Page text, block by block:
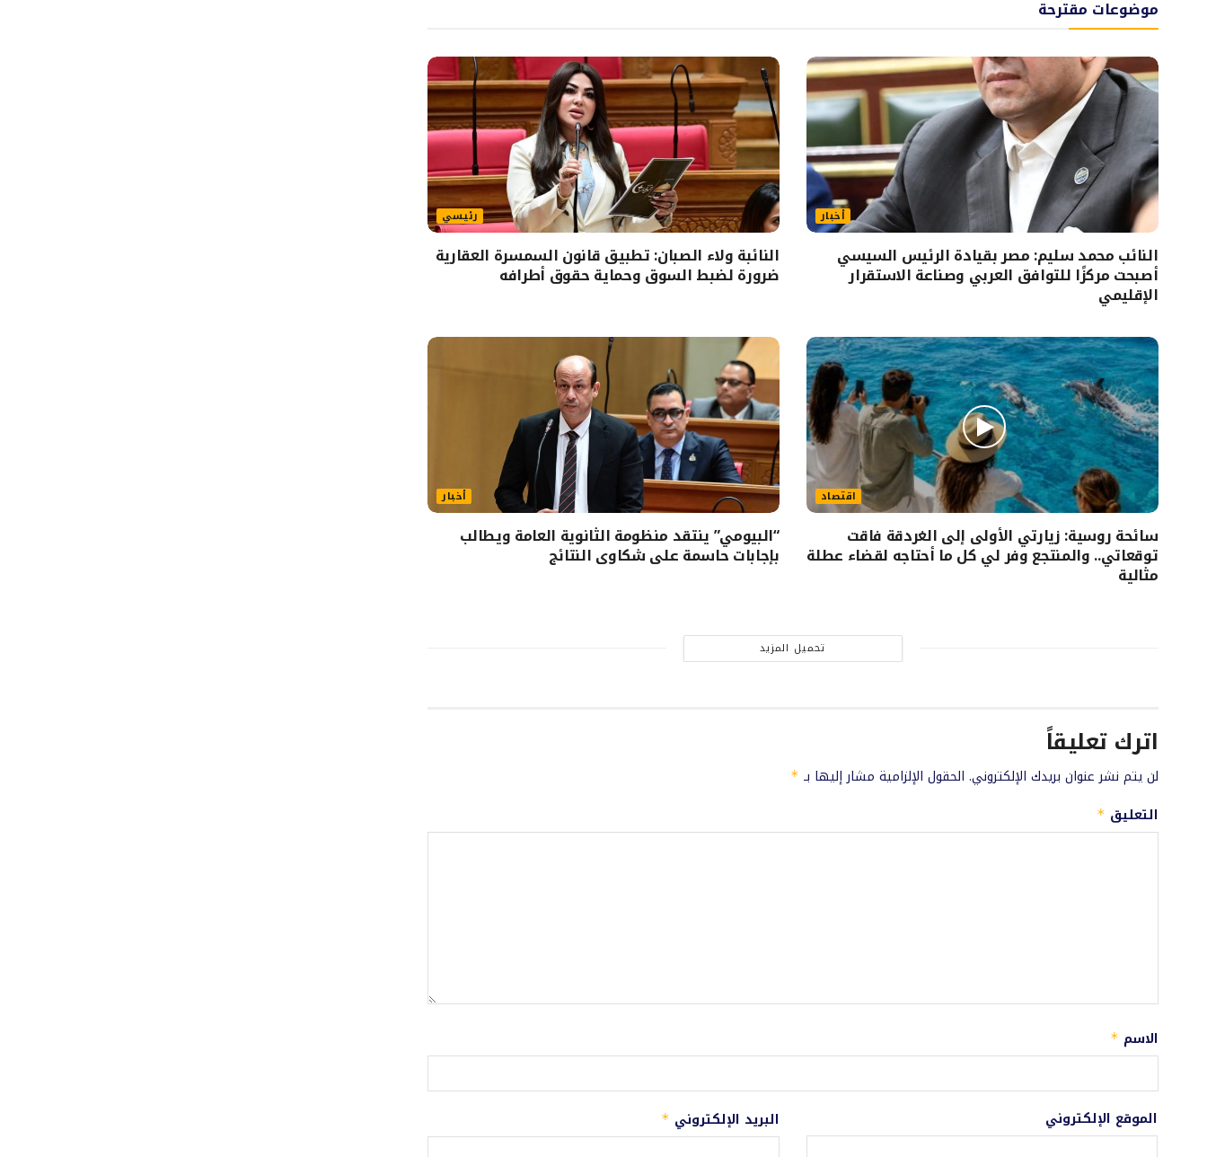
موضوعات مقترحة
أخبار
النائب محمد سليم: مصر بقيادة الرئيس السيسي
أصبحت مركزًا للتوافق العربي وصناعة الاستقرار
الإقليمي
رئيسي
النائبة ولاء الصبان: تطبيق قانون السمسرة العقارية
ضرورة لضبط السوق وحماية حقوق أطرافه
اقتصاد
سائحة روسية: زيارتي الأولى إلى الغردقة فاقت
توقعاتي.. والمنتجع وفر لي كل ما أحتاجه لقضاء عطلة
مثالية
أخبار
“البيومي” ينتقد منظومة الثانوية العامة ويطالب
بإجابات حاسمة على شكاوى النتائج
تحميل المزيد
اترك تعليقاً
لن يتم نشر عنوان بريدك الإلكتروني. الحقول الإلزامية مشار إليها بـ *
التعليق *
الاسم *
البريد الإلكتروني * الموقع الإلكتروني